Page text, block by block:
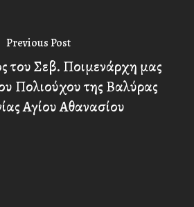
Previous Post
του Σεβ. Ποιμενάρχη μας
Πολιούχου της Βαλύρας
Αγίου Αθανασίου